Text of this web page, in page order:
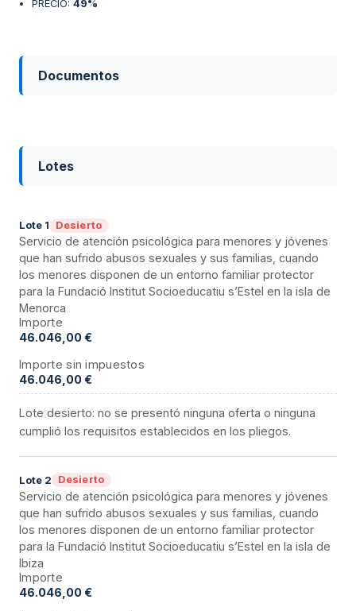
PRECIO: 49%
Documentos
Lotes
Lote 1 Desierto
Servicio de atención psicológica para menores y jóvenes
que han sufrido abusos sexuales y sus familias, cuando
los menores disponen de un entorno familiar protector
para la Fundació Institut Socioeducatiu s’Estel en la isla de
Menorca
Importe
46.046,00 €
Importe sin impuestos
46.046,00 €
Lote desierto: no se presentó ninguna oferta o ninguna
cumplió los requisitos establecidos en los pliegos.
Lote 2 Desierto
Servicio de atención psicológica para menores y jóvenes
que han sufrido abusos sexuales y sus familias, cuando
los menores disponen de un entorno familiar protector
para la Fundació Institut Socioeducatiu s’Estel en la isla de
Ibiza
Importe
46.046,00 €